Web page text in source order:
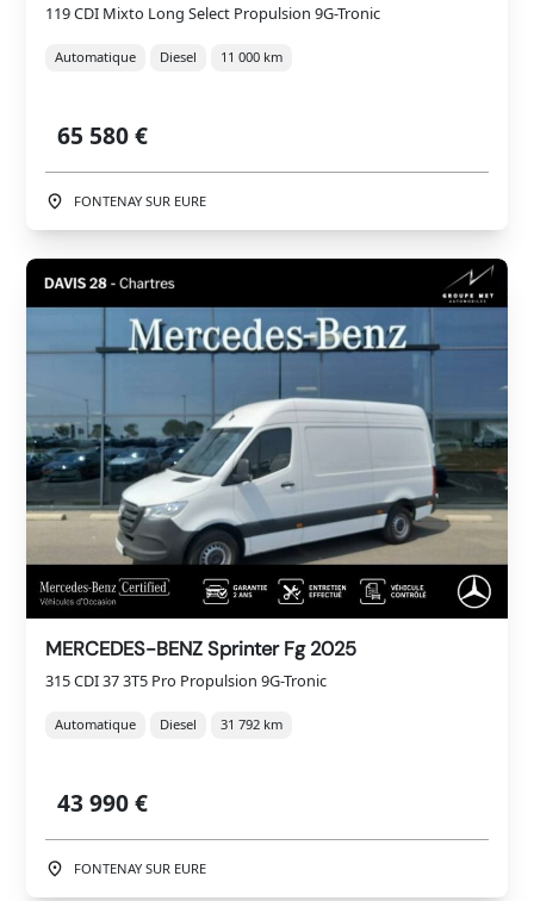
119 CDI Mixto Long Select Propulsion 9G-Tronic
Automatique Diesel 11 000 km
65 580 €
FONTENAY SUR EURE
MERCEDES-BENZ Sprinter Fg 2025
315 CDI 37 3T5 Pro Propulsion 9G-Tronic
Automatique Diesel 31 792 km
43 990 €
FONTENAY SUR EURE